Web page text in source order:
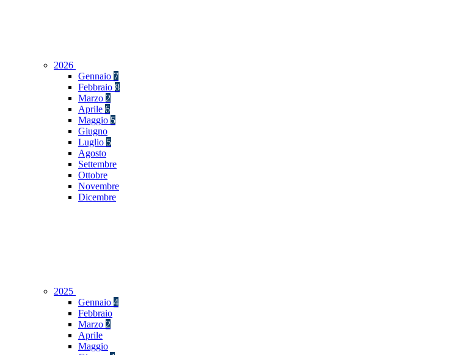
2026
Gennaio 7
Febbraio 8
Marzo 2
Aprile 6
Maggio 5
Giugno
Luglio 5
Agosto
Settembre
Ottobre
Novembre
Dicembre
2025
Gennaio 4
Febbraio
Marzo 2
Aprile
Maggio